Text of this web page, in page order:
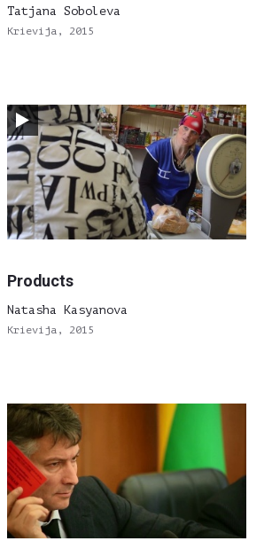
Tatjana Soboleva
Krievija, 2015
Products
Natasha Kasyanova
Krievija, 2015